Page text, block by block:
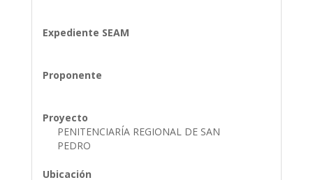
Expediente SEAM
Proponente
Proyecto
PENITENCIARÍA REGIONAL DE SAN
PEDRO
Ubicación